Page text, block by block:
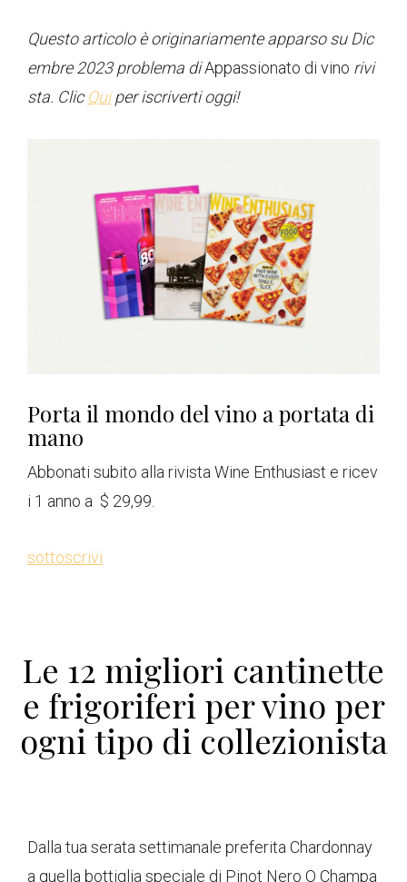
Questo articolo è originariamente apparso su Dic
embre 2023 problema diAppassionato di vino rivi
sta. ClicQuiper iscriverti oggi!
Porta il mondo del vino a portata di
mano
Abbonati subito alla rivista Wine Enthusiast e ricev
i 1 anno a $ 29,99.
sottoscrivi
Le 12 migliori cantinette
e frigoriferi per vino per
ogni tipo di collezionista
Dalla tua serata settimanale preferita Chardonnay
a quella bottiglia speciale di Pinot Nero O Champa